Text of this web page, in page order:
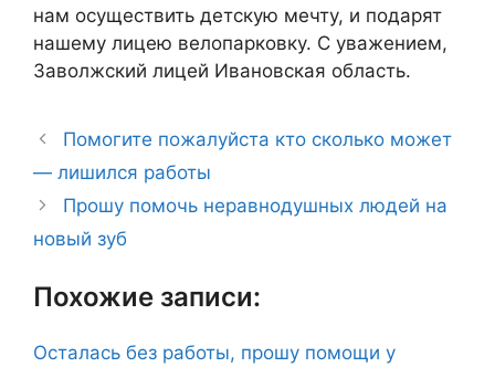
нам осуществить детскую мечту, и подарят
нашему лицею велопарковку. C уважением,
Заволжский лицей Ивановская область.
Помогите пожалуйста кто сколько может
— лишился работы
Прошу помочь неравнодушных людей на
новый зуб
Похожие записи:
Осталась без работы, прошу помощи у